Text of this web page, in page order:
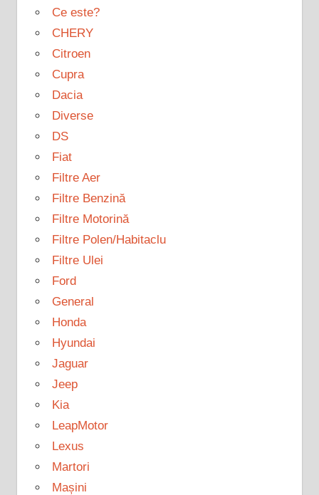
Ce este?
CHERY
Citroen
Cupra
Dacia
Diverse
DS
Fiat
Filtre Aer
Filtre Benzină
Filtre Motorină
Filtre Polen/Habitaclu
Filtre Ulei
Ford
General
Honda
Hyundai
Jaguar
Jeep
Kia
LeapMotor
Lexus
Martori
Mașini